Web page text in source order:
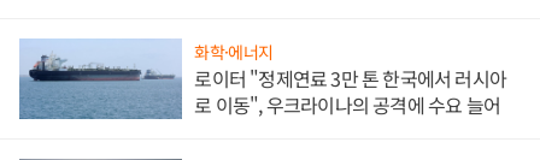
화학·에너지
로이터 "정제연료 3만 톤 한국에서 러시아
로 이동", 우크라이나의 공격에 수요 늘어